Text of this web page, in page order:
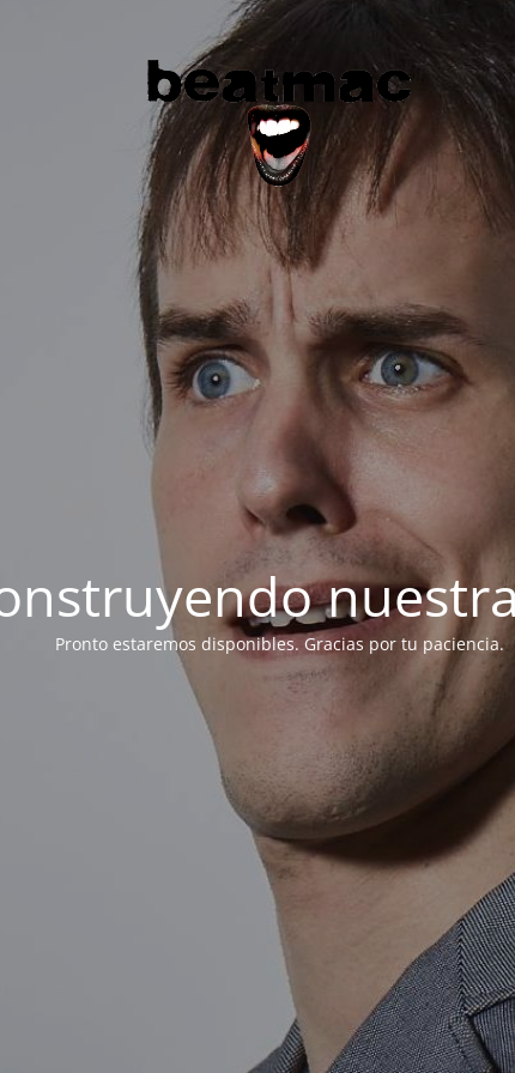
Pronto estaremos disponibles. Gracias por tu paciencia.